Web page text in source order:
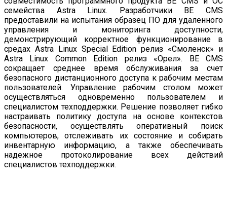
семейства Astra Linux. Разработчики BE CMS
предоставили на испытания образец ПО для удаленного
управления и мониторинга доступности,
демонстрирующий корректное функционирование в
средах Astra Linux Special Edition релиз «Смоленск» и
Astra Linux Common Edition релиз «Орел». BE CMS
сокращает среднее время обслуживания за счет
безопасного дистанционного доступа к рабочим местам
пользователей. Управление рабочим столом может
осуществляться одновременно пользователем и
специалистом техподдержки. Решение позволяет гибко
настраивать политику доступа на основе контекстов
безопасности, осуществлять оперативный поиск
компьютеров, отслеживать их состояние и собирать
инвентарную информацию, а также обеспечивать
надежное протоколирование всех действий
специалистов техподдержки.